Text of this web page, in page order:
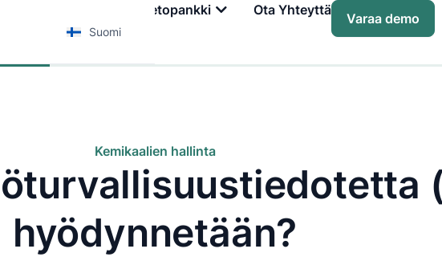
Suomi
Tietopankki Ota Yhteyttä
Varaa demo
Kemikaalien hallinta
hyödynnetään?